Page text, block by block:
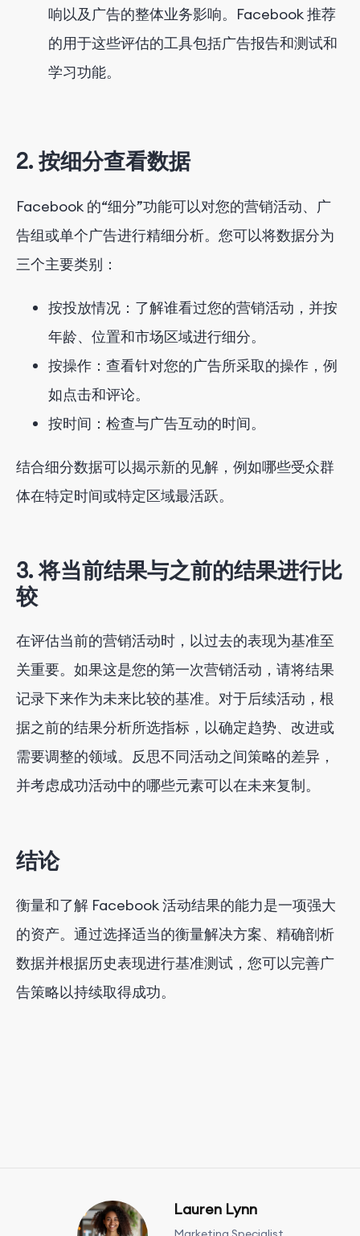
响以及广告的整体业务影响。Facebook 推荐
的用于这些评估的工具包括广告报告和测试和
学习功能。
2. 按细分查看数据
Facebook 的“细分”功能可以对您的营销活动、广
告组或单个广告进行精细分析。您可以将数据分为
三个主要类别：
按投放情况：了解谁看过您的营销活动，并按
年龄、位置和市场区域进行细分。
按操作：查看针对您的广告所采取的操作，例
如点击和评论。
按时间：检查与广告互动的时间。
结合细分数据可以揭示新的见解，例如哪些受众群
体在特定时间或特定区域最活跃。
3. 将当前结果与之前的结果进行比
较
在评估当前的营销活动时，以过去的表现为基​​准至
关重要。如果这是您的第一次营销活动，请将结果
记录下来作为未来比较的基准。对于后续活动，根
据之前的结果分析所选指标，以确定趋势、改进或
需要调整的领域。反思不同活动之间策略的差异，
并考虑成功活动中的哪些元素可以在未来复制。
结论
衡量和了解 Facebook 活动结果的能力是一项强大
的资产。通过选择适当的衡量解决方案、精确剖析
数据并根据历史表现进行基准测试，您可以完善广
告策略以持续取得成功。
Lauren Lynn